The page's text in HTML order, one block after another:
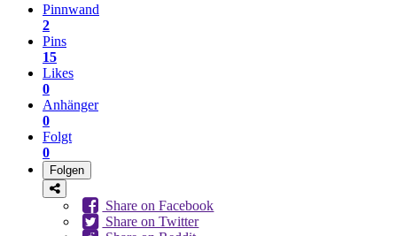
Pinnwand
2
Pins
15
Likes
0
Anhänger
0
Folgt
0
Folgen
Share on Facebook
Share on Twitter